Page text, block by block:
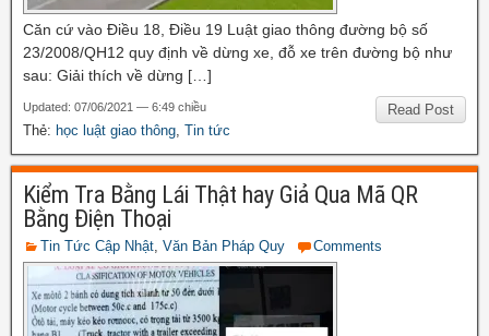
Căn cứ vào Điều 18, Điều 19 Luật giao thông đường bộ số
23/2008/QH12 quy định về dừng xe, đỗ xe trên đường bộ như
sau: Giải thích về dừng […]
Read Post
Updated: 07/06/2021 — 6:49 chiều
Thẻ: học luật giao thông Tin tức
Kiểm Tra Bằng Lái Thật hay Giả Qua Mã QR
Bằng Điện Thoại
Tin Tức Cập Nhật Văn Bản Pháp Quy Comments